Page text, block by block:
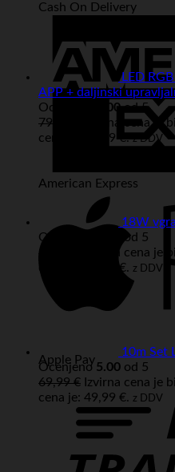
Cash On Delivery
American Express
Apple Pay
LED
APP + daljinski
Ocenjeno
5.00od 5
79,99
Izvirna cena je
cena je: 69,99 €. z DDV
18W
Ocenjeno
od 5
23,99
Izvirna cena je
cena je: 17,99 €. z DDV
10m Set
Ocenjeno 5.00 od 5
69,99€ Izvirna cena je
cena je: 49,99 €. z DDV